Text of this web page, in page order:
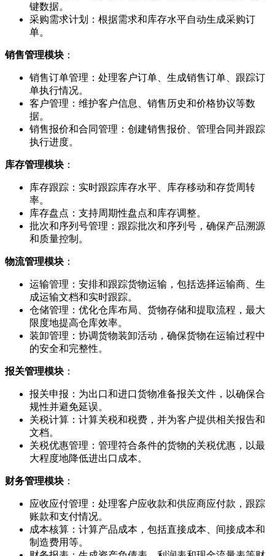
键数据。
采购需求计划：根据需求和库存水平自动生成采购订
单。
销售管理模块 ：
销售订单管理：处理客户订单、生成销售订单、跟踪订
单执行情况。
客户管理：维护客户信息、销售历史和价格协议等数
据。
销售报价和合同管理：创建销售报价、管理合同并跟踪
执行进度。
库存管理模块 ：
库存跟踪：实时跟踪库存水平、库存移动和存货周转
率。
库存盘点：支持周期性盘点和库存调整。
批次和序列号管理：跟踪批次和序列号，确保产品溯源
和质量控制。
物流管理模块 ：
运输管理：安排和跟踪货物运输，包括选择运输商、生
成运输文档和实时跟踪。
仓储管理：优化仓库布局、货物存储和提取流程，最大
限度地提高仓库效率。
装卸管理：协调货物装卸活动，确保货物在运输过程中
的安全和完整性。
报关管理模块 ：
报关申报：为出口和进口货物准备报关文件，以确保合
规性并避免延误。
关税计算：计算关税和税费，并为客户提供相关报告和
文档。
关税优惠管理：管理符合条件的货物的关税优惠，以最
大程度地降低进出口成本。
财务管理模块 ：
应收应付管理：处理客户应收款和供应商应付款，跟踪
账款和支付情况。
成本核算：计算产品成本，包括直接成本、间接成本和
制造费用等。